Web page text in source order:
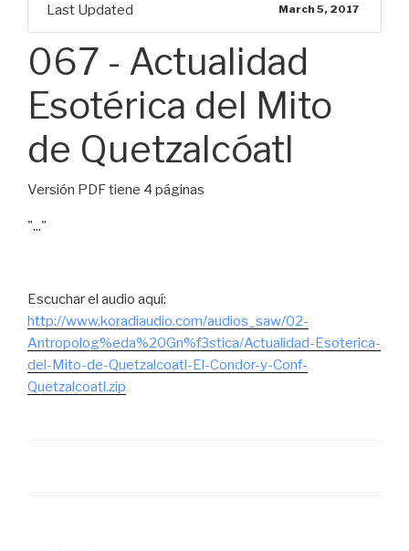
Last Updated March 5, 2017
067 - Actualidad
Esotérica del Mito
de Quetzalcóatl
Versión PDF tiene 4 páginas
"..."
Escuchar el audio aquí:
http://www.koradiaudio.com/audios_saw/02-
Antropolog%eda%20Gn%f3stica/Actualidad-Esoterica-
del-Mito-de-Quetzalcoatl-El-Condor-y-Conf-
Quetzalcoatl.zip